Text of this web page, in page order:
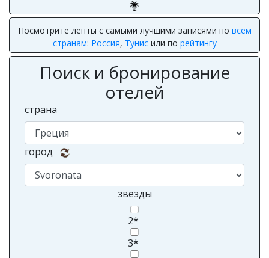
Посмотрите ленты с самыми лучшими записями по всем
странам: Россия, Тунисили по рейтингу
Поиск и бронирование
отелей
страна
город
звезды
2*
3*